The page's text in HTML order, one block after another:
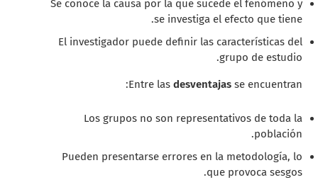
Se conoce la causa por la que sucede el fenómeno y
se investiga el efecto que tiene.
El investigador puede definir las características del
grupo de estudio.
Entre las desventajasse encuentran:
Los grupos no son representativos de toda la
población.
Pueden presentarse errores en la metodología, lo
que provoca sesgos.